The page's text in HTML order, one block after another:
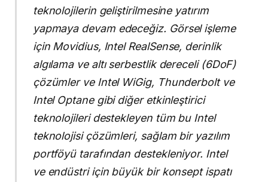
teknolojilerin geliştirilmesine yatırım
yapmaya devam edeceğiz. Görsel işleme
için Movidius, Intel RealSense, derinlik
algılama ve altı serbestlik dereceli (6DoF)
çözümler ve Intel WiGig, Thunderbolt ve
Intel Optane gibi diğer etkinleştirici
teknolojileri destekleyen tüm bu Intel
teknolojisi çözümleri, sağlam bir yazılım
portföyü tarafından destekleniyor. Intel
ve endüstri için büyük bir konsept ispatı